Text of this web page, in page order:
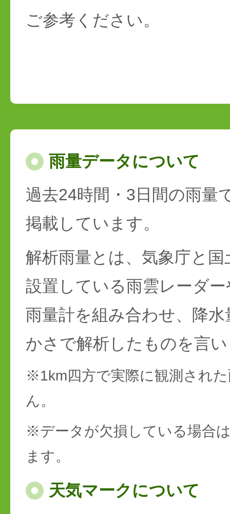
ご参考ください。
雨量データについて
過去24時間・3日間の雨量
掲載しています。
解析雨量とは、気象庁と
設置している雨雲レーダ
雨量計を組み合わせ、降
かさで解析したものを言
※1km四方で実際に観測され
ん。
※データが欠損している場合
ます。
天気マークについて